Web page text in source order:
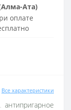
Ата)
оплате
Все характеристики
антипригарное